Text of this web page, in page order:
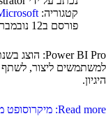
קטגוריה:
פורסם ב12 נובמבר 2024
למשתמשים ליצור, לשתף
היגיון.
Read more: מיקרוסופט משנה את מודל התמחור של Power BI